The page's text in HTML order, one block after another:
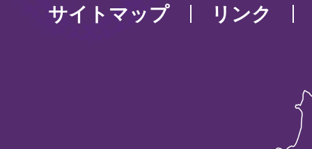
サイトマップ リンク